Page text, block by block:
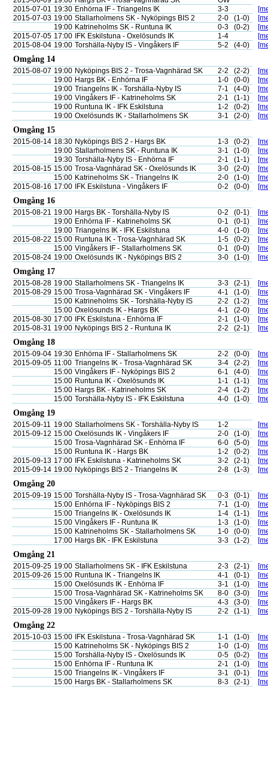
2015-07-01 19:30 Enhörna IF - Triangelns IK 3-3
2015-07-03 19:00 Stallarholmens SK - Nyköpings BIS 2 2-0 (1-0)
19:00 Katrineholms SK - Runtuna IK 0-3 (0-2)
2015-07-05 17:00 IFK Eskilstuna - Oxelösunds IK 1-4
2015-08-04 19:00 Torshälla-Nyby IS - Vingåkers IF 5-2 (4-0)
Omgång 14
2015-08-07 19:00 Nyköpings BIS 2 - Trosa-Vagnhärad SK 2-2 (2-2)
19:00 Hargs BK - Enhörna IF 1-0 (0-0)
19:00 Triangelns IK - Torshälla-Nyby IS 7-1 (4-0)
19:00 Vingåkers IF - Katrineholms SK 2-1 (1-1)
19:00 Runtuna IK - IFK Eskilstuna 1-2 (0-2)
19:00 Oxelösunds IK - Stallarholmens SK 3-1 (2-0)
Omgång 15
2015-08-14 18:30 Nyköpings BIS 2 - Hargs BK 1-3 (0-2)
19:00 Stallarholmens SK - Runtuna IK 3-1 (1-0)
19:30 Torshälla-Nyby IS - Enhörna IF 2-1 (1-1)
2015-08-15 15:00 Trosa-Vagnhärad SK - Oxelösunds IK 3-0 (2-0)
15:00 Katrineholms SK - Triangelns IK 2-0 (1-0)
2015-08-16 17:00 IFK Eskilstuna - Vingåkers IF 0-2 (0-0)
Omgång 16
2015-08-21 19:00 Hargs BK - Torshälla-Nyby IS 0-2 (0-1)
19:00 Enhörna IF - Katrineholms SK 0-1 (0-1)
19:00 Triangelns IK - IFK Eskilstuna 4-0 (1-0)
2015-08-22 15:00 Runtuna IK - Trosa-Vagnhärad SK 1-5 (0-2)
15:00 Vingåkers IF - Stallarholmens SK 0-1 (0-0)
2015-08-24 19:00 Oxelösunds IK - Nyköpings BIS 2 3-0 (1-0)
Omgång 17
2015-08-28 19:00 Stallarholmens SK - Triangelns IK 3-3 (2-1)
2015-08-29 15:00 Trosa-Vagnhärad SK - Vingåkers IF 4-1 (1-0)
15:00 Katrineholms SK - Torshälla-Nyby IS 2-2 (1-2)
15:00 Oxelösunds IK - Hargs BK 4-1 (2-0)
2015-08-30 17:00 IFK Eskilstuna - Enhörna IF 2-1 (1-0)
2015-08-31 19:00 Nyköpings BIS 2 - Runtuna IK 2-2 (2-1)
Omgång 18
2015-09-04 19:30 Enhörna IF - Stallarholmens SK 2-2 (0-0)
2015-09-05 11:00 Triangelns IK - Trosa-Vagnhärad SK 3-4 (2-2)
15:00 Vingåkers IF - Nyköpings BIS 2 6-1 (4-0)
15:00 Runtuna IK - Oxelösunds IK 1-1 (1-1)
15:00 Hargs BK - Katrineholms SK 2-4 (1-2)
15:00 Torshälla-Nyby IS - IFK Eskilstuna 4-0 (1-0)
Omgång 19
2015-09-11 19:00 Stallarholmens SK - Torshälla-Nyby IS 1-2
2015-09-12 15:00 Oxelösunds IK - Vingåkers IF 2-0 (1-0)
15:00 Trosa-Vagnhärad SK - Enhörna IF 6-0 (5-0)
15:00 Runtuna IK - Hargs BK 1-2 (0-2)
2015-09-13 17:00 IFK Eskilstuna - Katrineholms SK 3-2 (2-1)
2015-09-14 19:00 Nyköpings BIS 2 - Triangelns IK 2-8 (1-3)
Omgång 20
2015-09-19 15:00 Torshälla-Nyby IS - Trosa-Vagnhärad SK 0-3 (0-1)
15:00 Enhörna IF - Nyköpings BIS 2 7-1 (1-0)
15:00 Triangelns IK - Oxelösunds IK 1-4 (1-1)
15:00 Vingåkers IF - Runtuna IK 1-3 (1-0)
15:00 Katrineholms SK - Stallarholmens SK 1-0 (0-0)
17:00 Hargs BK - IFK Eskilstuna 3-3 (1-2)
Omgång 21
2015-09-25 19:00 Stallarholmens SK - IFK Eskilstuna 2-3 (2-1)
2015-09-26 15:00 Runtuna IK - Triangelns IK 4-1 (0-1)
15:00 Oxelösunds IK - Enhörna IF 3-1 (1-0)
15:00 Trosa-Vagnhärad SK - Katrineholms SK 8-0 (3-0)
15:00 Vingåkers IF - Hargs BK 4-3 (3-0)
2015-09-28 19:00 Nyköpings BIS 2 - Torshälla-Nyby IS 2-2 (1-1)
Omgång 22
2015-10-03 15:00 IFK Eskilstuna - Trosa-Vagnhärad SK 1-1 (1-0)
15:00 Katrineholms SK - Nyköpings BIS 2 1-0 (1-0)
15:00 Torshälla-Nyby IS - Oxelösunds IK 0-5 (0-2)
15:00 Enhörna IF - Runtuna IK 2-1 (1-0)
15:00 Triangelns IK - Vingåkers IF 3-1 (0-1)
15:00 Hargs BK - Stallarholmens SK 8-3 (2-1)